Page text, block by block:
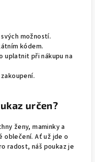
možností.
kódem.
uplatnit při nákupu na
určen?
ženy, maminky a
Ať už jde o
radost, náš poukaz je